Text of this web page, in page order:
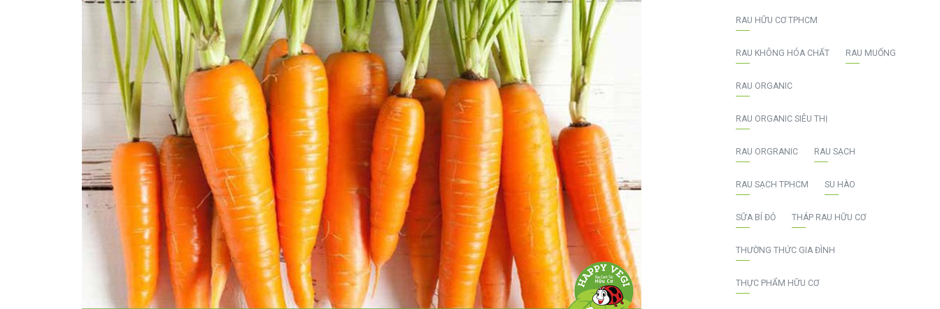
RAU HỮU CƠ TPHCM
RAU KHÔNG HÓA CHẤT RAU MUỐNG
RAU ORGANIC
RAU ORGANIC SIÊU THỊ
RAU ORGRANIC RAU SẠCH
RAU SẠCH TPHCM SU HÀO
SỮA BÍ ĐỎ THÁP RAU HỮU CƠ
THƯỜNG THỨC GIA ĐÌNH
THỰC PHẨM HỮU CƠ